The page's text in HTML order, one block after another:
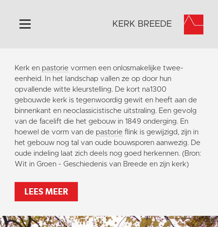
Home
Algemeen
Historie
Omgeving
Activiteiten
Pronkjewailpad
Verhuur
Orgelspel
Doneer
Contact
KERK BREEDE
Kerk en pastorie vormen een onlosmakelijke twee-
eenheid. In het landschap vallen ze op door hun
opvallende witte kleurstelling. De kort na1300
gebouwde kerk is tegenwoordig gewit en heeft aan de
binnenkant en neoclassicistische uitstraling. Een gevolg
van de facelift die het gebouw in 1849 onderging. En
hoewel de vorm van de pastorie flink is gewijzigd, zijn in
het gebouw nog tal van oude bouwsporen aanwezig. De
oude indeling laat zich deels nog goed herkennen. (Bron:
Wit in Groen - Geschiedenis van Breede en zijn kerk)
LEES MEER